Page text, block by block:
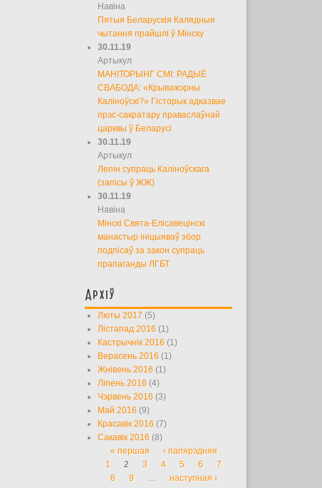
Навіна
Пятыя Беларускія Калядныя
чытання прайшлі ў Мінску
30.11.19
Артыкул
МАНІТОРЫНГ СМІ: РАДЫЁ
СВАБОДА: «Крыважэрны
Каліноўскі?» Гісторык адказвае
прэс-сакратару праваслаўнай
царквы ў Беларусі
30.11.19
Артыкул
Лепін супраць Каліноўскага
(запісы ў ЖЖ)
30.11.19
Навіна
Мінскі Свята-Елісавецінскі
манастыр ініцыяваў збор
подпісаў за закон супраць
прапаганды ЛГБТ
Архіў
Люты 2017 (5)
Лістапад 2016 (1)
Кастрычнік 2016 (1)
Верасень 2016 (1)
Жнівень 2016 (1)
Ліпень 2016 (4)
Чэрвень 2016 (3)
Май 2016 (9)
Красавік 2016 (7)
Сакавік 2016 (8)
Старонкі
« першая
‹ папярэдняя
1
2 3 4 5 6
7
8
9 …
наступная ›